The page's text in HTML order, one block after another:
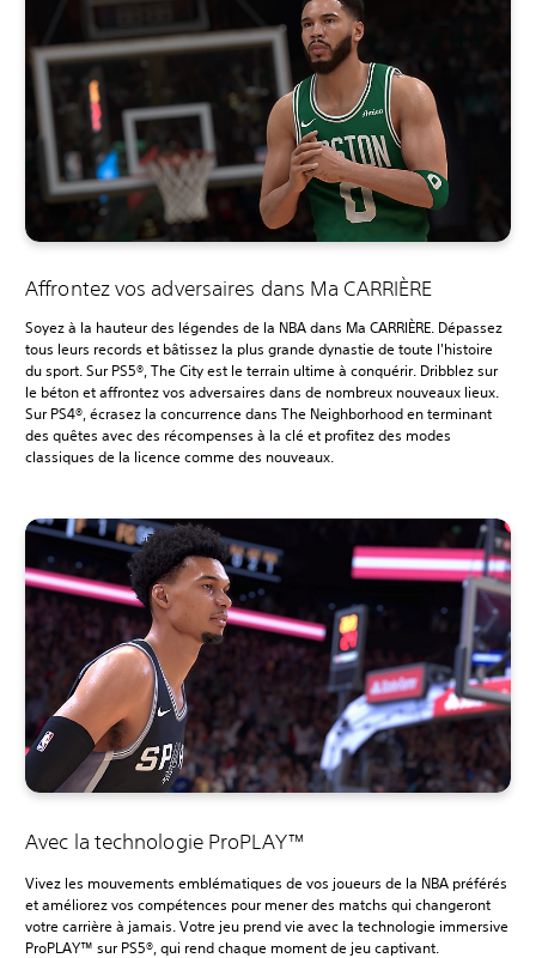
Affrontez vos adversaires dans Ma CARRIÈRE
Soyez à la hauteur des légendes de la NBA dans Ma CARRIÈRE. Dépassez
tous leurs records et bâtissez la plus grande dynastie de toute l'histoire
du sport. Sur PS5®, The City est le terrain ultime à conquérir. Dribblez sur
le béton et affrontez vos adversaires dans de nombreux nouveaux lieux.
Sur PS4®, écrasez la concurrence dans The Neighborhood en terminant
des quêtes avec des récompenses à la clé et profitez des modes
classiques de la licence comme des nouveaux.
Avec la technologie ProPLAY™‎
Vivez les mouvements emblématiques de vos joueurs de la NBA préférés
et améliorez vos compétences pour mener des matchs qui changeront
votre carrière à jamais. Votre jeu prend vie avec la technologie immersive
ProPLAY™ sur PS5®, qui rend chaque moment de jeu captivant.